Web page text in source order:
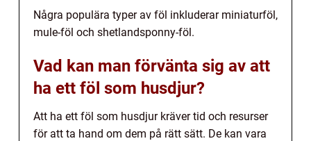
Några populära typer av föl inkluderar miniaturföl,
mule-föl och shetlandsponny-föl.
Vad kan man förvänta sig av att
ha ett föl som husdjur?
Att ha ett föl som husdjur kräver tid och resurser
för att ta hand om dem på rätt sätt. De kan vara